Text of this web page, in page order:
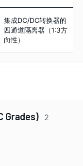
集成DC/DC转换器的
四通道隔离器（1:3方
向性）
Grades) 2